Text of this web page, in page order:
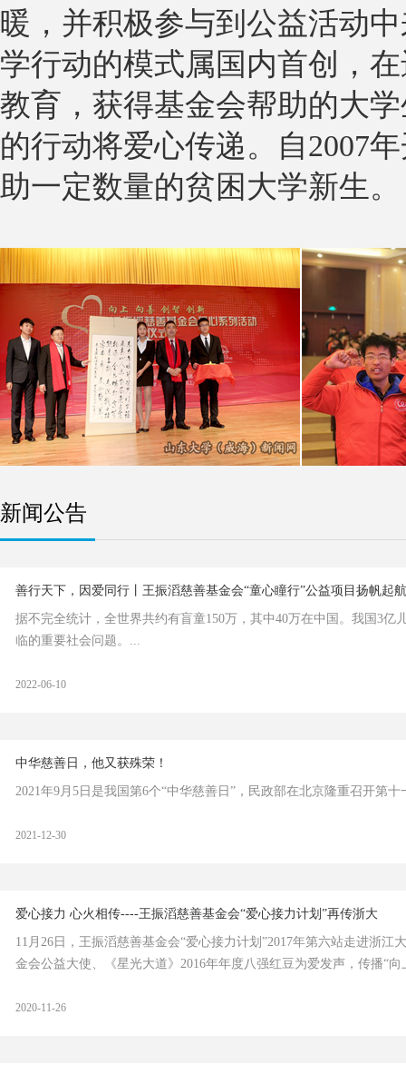
暖，并积极参与到公益活动
学行动的模式属国内首创，
教育，获得基金会帮助的大
的行动将爱心传递。自2007
助一定数量的贫困大
新闻公告
善行天下，因爱同行丨王振滔慈善基金会“童心瞳行”公益项目扬帆起航
据不完全统计，全世界共约有盲童150万，其中40万在中国。我国3
临的重要社会问题。...
2022-06-10
中华慈善日，他又获殊荣！
2021年9月5日是我国第6个“中华慈善日”，民政部在北京隆重召开第
2021-12-30
爱心接力 心火相传----王振滔慈善基金会“爱心接力计划”再传浙大
11月26日，王振滔慈善基金会“爱心接力计划”2017年第六站走进浙
金会公益大使、《星光大道》2016年年度八强红豆为爱发声，传播“向
2020-11-26